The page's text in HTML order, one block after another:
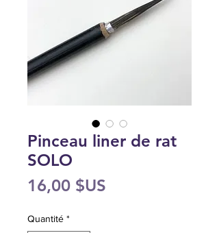
Pinceau liner de rat
SOLO
16,00 $US
Quantité *